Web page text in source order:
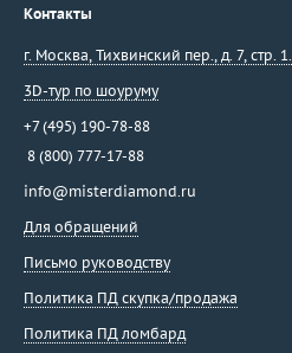
Контакты
г. Москва, Тихвинский пер., д. 7, стр. 1.
3D-тур по шоуруму
+7 (495) 190-78-88
8 (800) 777-17-88
info@misterdiamond.ru
Для обращений
Письмо руководству
Политика ПД скупка/продажа
Политика ПД ломбард